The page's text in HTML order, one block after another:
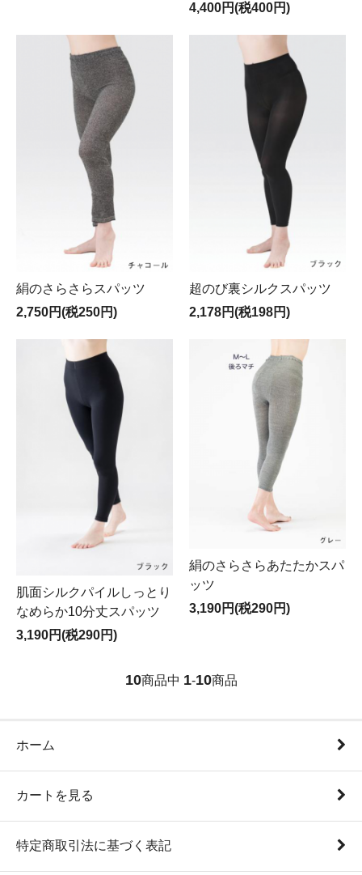
4,400円(税400円)
絹のさらさらスパッツ
2,750円(税250円)
超のび裏シルクスパッツ
2,178円(税198円)
肌面シルクパイルしっとり
なめらか10分丈スパッツ
3,190円(税290円)
絹のさらさらあたたかスパ
ッツ
3,190円(税290円)
10商品中 1-10商品
ホーム
カートを見る
特定商取引法に基づく表記